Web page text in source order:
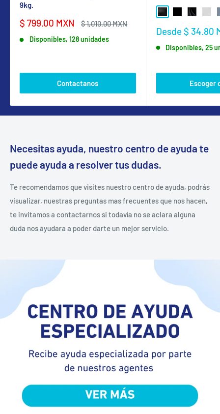
9kg.
Precio
venta
$ 799.00 MXN
Precio
$ 1,010.00 MXN
Disponibles, 128 unidades
Contactanos
NEGRO BRILLANTE
NEGRO MATE
NEGRO
Precio
venta
Desde $ 34.80
Disponibles, 25
Escoger
Necesitas ayuda, nuestro centro de ayuda te
puede ayuda a resolver tus dudas.
Te recomendamos que visites nuestro centro de ayuda, podrás
visualizar, nuestras preguntas mas frecuentes que nos hacen,
te invitamos a contactarnos si todavía no se aclara alguna
duda nos ayudara a poder darte un mejor servicio.